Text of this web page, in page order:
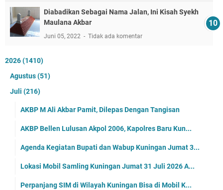
Diabadikan Sebagai Nama Jalan, Ini Kisah Syekh
Maulana Akbar
Juni 05, 2022 Tidak ada komentar
2026(1410)
Agustus(51)
Juli (216)
AKBP M Ali Akbar Pamit, Dilepas Dengan Tangisan
AKBP Bellen Lulusan Akpol 2006, Kapolres Baru Kun...
Agenda Kegiatan Bupati dan Wabup Kuningan Jumat 3...
Lokasi Mobil Samling Kuningan Jumat 31 Juli 2026 A...
Perpanjang SIM di Wilayah Kuningan Bisa di Mobil K...